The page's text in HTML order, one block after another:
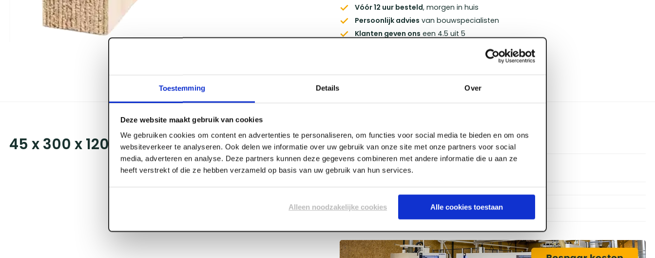
Toestemming Details Over
Deze website maakt gebruik van cookies
We gebruiken cookies om content en advertenties te personaliseren, om functies voor social media te bieden en om ons
websiteverkeer te analyseren. Ook delen we informatie over uw gebruik van onze site met onze partners voor social
media, adverteren en analyse. Deze partners kunnen deze gegevens combineren met andere informatie die u aan ze
heeft verstrekt of die ze hebben verzameld op basis van uw gebruik van hun services.
Alleen noodzakelijke cookies Alle cookies toestaan
Vóór 12 uur besteld, morgen in huis
Persoonlijk advies van bouwspecialisten
Klanten geven ons een 4.5 uit 5
45 x 300 x 12000 mm LVL-P PEFC Specificaties
Lengte
Dikte
45 mm
Certificaat